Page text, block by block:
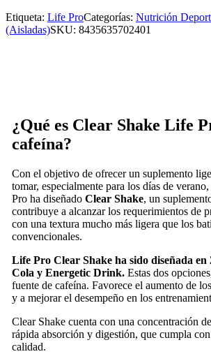
Etiqueta: Life ProCategorías: Nutrición
(Aisladas)SKU: 8435635702401
¿Qué es Clear Shake Life
cafeína?
Con el objetivo de ofrecer un suplemento
tomar, especialmente para los días de
Pro ha diseñado Clear Shake, un
contribuye a alcanzar los requerimientos de
con una textura mucho más ligera que los
convencionales.
Life Pro Clear Shake ha sido diseñada en
Cola y Energetic Drink.Estas dos
fuente de cafeína. Favorece el aumento de
y a mejorar el desempeño en los
Clear Shake cuenta con una concentración
rápida absorción y digestión, que cumpla con
calidad.